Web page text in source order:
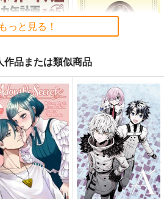
クドート大全 そ
共産堂
円 （税込）
サンプル
ナイチンゲール覚え
書 本当の彼女とそう
でない彼女
SPQR
1,430円（税込）
評論・研究
フロレンス・ナイチンゲール
サンプル
もっと見る！
品または類似商品